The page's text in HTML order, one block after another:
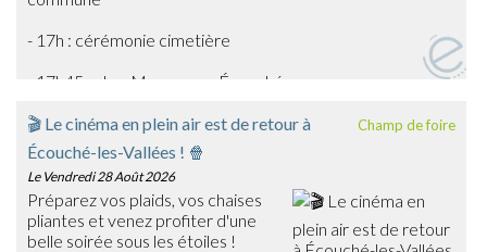
un agréable moment en famille ou entre amis et soutenir
➡️ On vous attend nombreux pour clôturer en beauté
cette belle saison des marchés !
- 17h : cérémonie cimetière
- 17h45 : char Massaoua - Écouché
Champ de foire
🎬 Le cinéma en plein air est de retour à
Écouché-les-Vallées ! 🍿
Le Vendredi 28 Août 2026
Préparez vos plaids, vos chaises
pliantes et venez profiter d'une
belle soirée sous les étoiles !